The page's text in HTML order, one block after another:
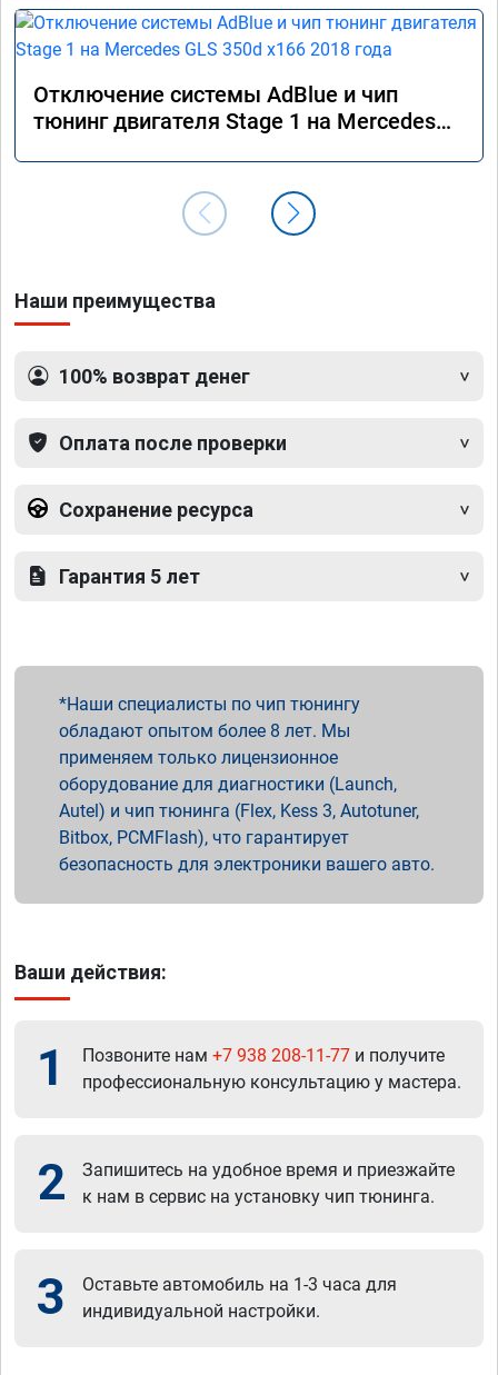
Отключение системы AdBlue и чип
тюнинг двигателя Stage 1 на Mercedes
Наши преимущества
100% возврат денег
Оплата после проверки
Сохранение ресурса
Гарантия 5 лет
Наши специалисты по чип тюнингу
обладают опытом более 8 лет. Мы
применяем только лицензионное
оборудование для диагностики (Launch,
Autel) и чип тюнинга (Flex, Kess 3, Autotuner,
Bitbox, PCMFlash), что гарантирует
безопасность для электроники вашего авто.
Ваши действия:
1 Позвоните нам +7 938 208-11-77 и получите
профессиональную консультацию у мастера.
2
Запишитесь на удобное время и приезжайте
к нам в сервис на установку чип тюнинга.
3
Оставьте автомобиль на 1-3 часа для
индивидуальной настройки.